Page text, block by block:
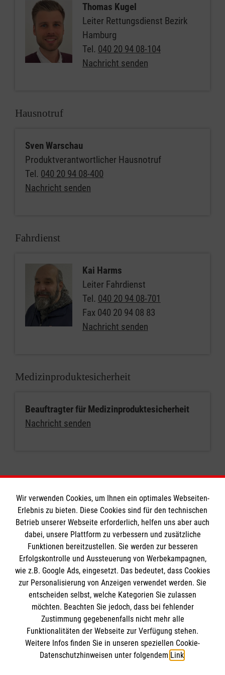
Thomas Kugel
Leiter Rettungsdienst Bezirk
Hamburg
Tel. 040 20 94 08-104
Nachricht senden
Hausnotruf
Sven Warschau
Produktverantwortlicher Hausnotruf
Tel. 040 20 94 08-400
Nachricht senden
Fahrdienst
Kai Harms
Leiter Fahrdienst
Tel. 040 20 94 08-701
Fax 040 20 94 08 83
Nachricht senden
Medizinproduktesicherheit
Beauftragter für Medizinproduktesicherheit
Nachricht senden
Informationen
Impressum
Datenschutz
Barrierefreiheit
Kontakt
Die Malteser
Malteser in Deutschland
Malteserorden
Sharepoint
Spendenkonto
Wir verwenden Cookies, um Ihnen ein optimales Webseiten-
Erlebnis zu bieten. Diese Cookies sind für den technischen
Betrieb unserer Webseite erforderlich, helfen uns aber auch
dabei, unsere Plattform zu verbessern und zusätzliche
Funktionen bereitzustellen. Sie werden zur besseren
Erfolgskontrolle und Aussteuerung von Werbekampagnen,
wie z.B. Google Ads, eingesetzt. Das bedeutet, dass Cookies
zur Personalisierung von Anzeigen verwendet werden. Sie
entscheiden selbst, welche Kategorien Sie zulassen
möchten. Beachten Sie jedoch, dass bei fehlender
Zustimmung gegebenenfalls nicht mehr alle
Funktionalitäten der Webseite zur Verfügung stehen.
Weitere Infos finden Sie in unseren speziellen Cookie-
Datenschutzhinweisen unter folgendem Link.